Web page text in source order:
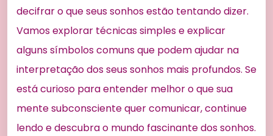
decifrar o que seus sonhos estão tentando dizer.
Vamos explorar técnicas simples e explicar
alguns símbolos comuns que podem ajudar na
interpretação dos seus sonhos mais profundos. Se
está curioso para entender melhor o que sua
mente subconsciente quer comunicar, continue
lendo e descubra o mundo fascinante dos sonhos.